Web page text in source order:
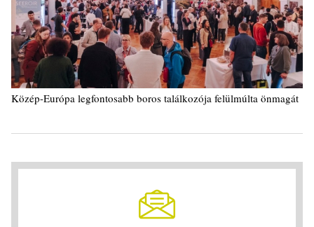
Közép-Európa legfontosabb boros találkozója felülmúlta önmagát